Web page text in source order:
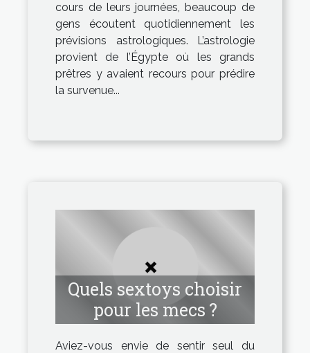
cours de leurs journées, beaucoup de
gens écoutent quotidiennement les
prévisions astrologiques. L’astrologie
provient de l’Égypte où les grands
prêtres y avaient recours pour prédire
la survenue...
Quels sextoys choisir
pour les mecs ?
Aviez-vous envie de sentir seul du